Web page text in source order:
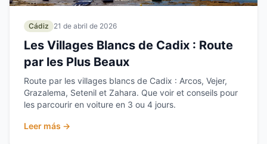
Cádiz 21 de abril de 2026
Les Villages Blancs de Cadix : Route
par les Plus Beaux
Route par les villages blancs de Cadix : Arcos, Vejer,
Grazalema, Setenil et Zahara. Que voir et conseils pour
les parcourir en voiture en 3 ou 4 jours.
Leer más →